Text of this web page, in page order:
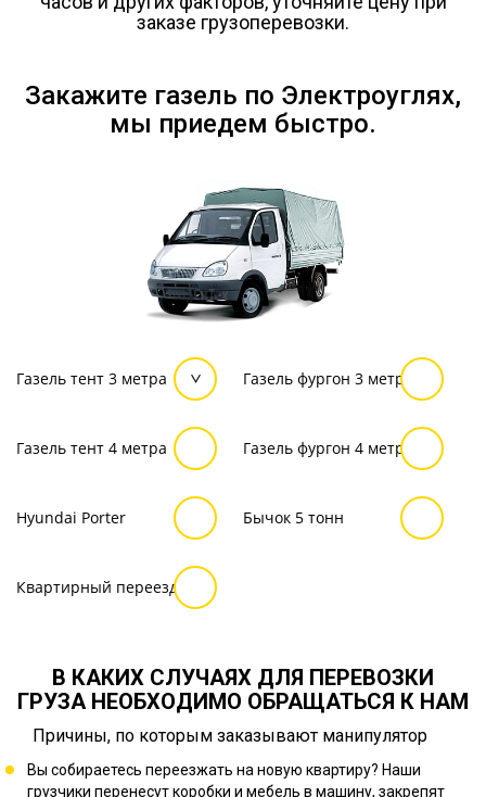
заказе грузоперевозки.
Закажите газель по Электроуглях,
мы приедем быстро.
Газель тент 3 метра Газель фургон 3 метра
Газель тент 4 метра Газель фургон 4 метра
Hyundai Porter Бычок 5 тонн
Квартирный переезд
В КАКИХ СЛУЧАЯХ ДЛЯ ПЕРЕВОЗКИ
ГРУЗА НЕОБХОДИМО ОБРАЩАТЬСЯ К НАМ
Причины, по которым заказывают манипулятор
Вы собираетесь переезжать на новую квартиру? Наши
грузчики перенесут коробки и мебель в машину, закрепят